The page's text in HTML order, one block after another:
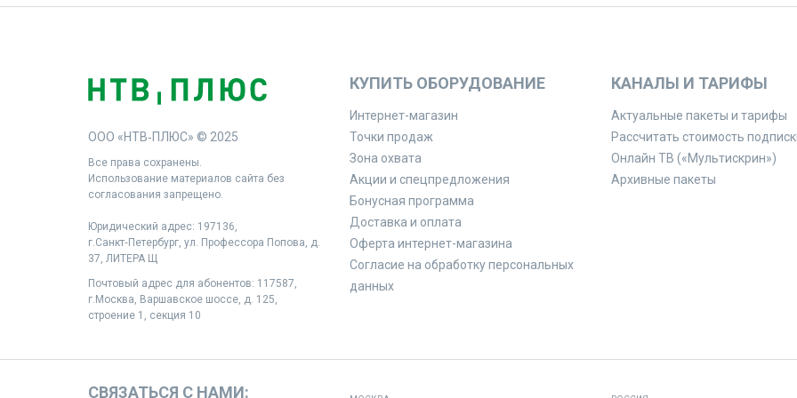
ООО «НТВ‑ПЛЮС» © 2025
Все права сохранены.
Использование материалов сайта без
согласования запрещено.
Юридический адрес: 197136,
г.Санкт‑Петербург, ул. Профессора Попова, д.
37, ЛИТЕРА Щ
Почтовый адрес для абонентов: 117587,
г.Москва, Варшавское шоссе, д. 125,
строение 1, секция 10
КУПИТЬ ОБОРУДОВАНИЕ
Интернет-магазин
Точки продаж
Зона охвата
Акции и спецпредложения
Бонусная программа
Доставка и оплата
Оферта интернет-магазина
Согласие на обработку персональных
данных
КАНАЛЫ И ТАРИФЫ
Актуальные пакеты и тарифы
Рассчитать стоимость
Онлайн ТВ («Мультискрин»)
Архивные пакеты
СВЯЗАТЬСЯ С НАМИ: